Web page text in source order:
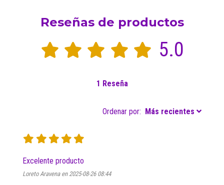
Reseñas de productos
5.0
1 Reseña
Ordenar por: Más recientes
Excelente producto
Loreto Aravena en 2025-08-26 08:44